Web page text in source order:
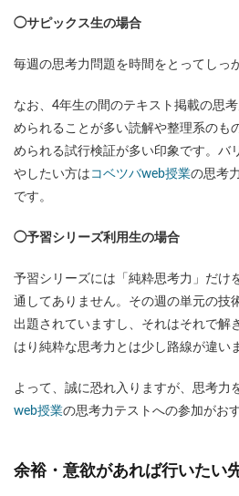
◯サピックス生の場合
毎週の思考力問題を時間をとってしっ
なお、4年生の間のテキスト掲載の思
められることが多い読解や整理系のも
められる試行検証が多い印象です。バ
やしたい方は コベツバweb授業の思考
です。
◯予習シリーズ利用生の場合
予習シリーズには「純粋思考力」だけ
通してありません。その週の単元の技
出題されていますし、それはそれで解
はり純粋な思考力とは少し路線が違い
よって、誠に恐れ入りますが、思考力
web授業の思考力テストへの参加がお
余裕・意欲があれば行いたい